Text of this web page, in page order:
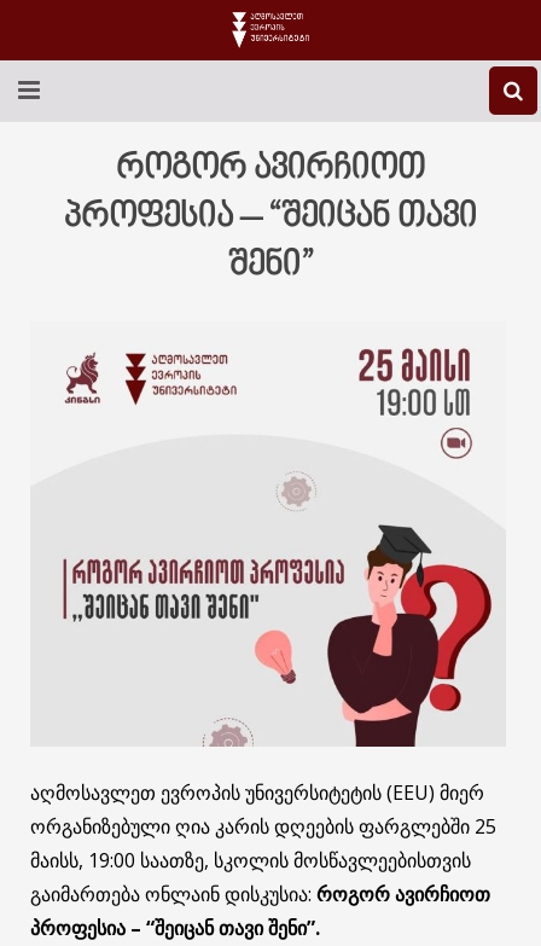
EEU-Ს ᲨᲔᲡᲐᲮᲔᲑ
ᲒᲐᲜᲐᲗᲚᲔᲑᲐ
ᲑᲘᲑᲚᲘᲝᲗᲔᲙᲐ
როგორ ავირჩიოთ
პროფესია – “შეიცან თავი
შენი”
აღმოსავლეთ ევროპის უნივერსიტეტის (EEU) მიერ
ორგანიზებული ღია კარის დღეების ფარგლებში 25
მაისს, 19:00 საათზე, სკოლის მოსწავლეებისთვის
გაიმართება ონლაინ დისკუსია: როგორ ავირჩიოთ
პროფესია – “შეიცან თავი შენი”.